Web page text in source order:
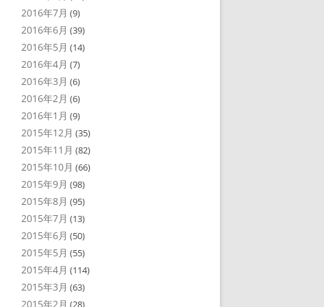
2016年7月 (9)
2016年6月 (39)
2016年5月 (14)
2016年4月 (7)
2016年3月 (6)
2016年2月 (6)
2016年1月 (9)
2015年12月 (35)
2015年11月 (82)
2015年10月 (66)
2015年9月 (98)
2015年8月 (95)
2015年7月 (13)
2015年6月 (50)
2015年5月 (55)
2015年4月 (114)
2015年3月 (63)
2015年2月 (28)